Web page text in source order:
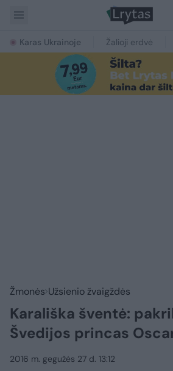
Karas Ukrainoje Žalioji erdvė
Žmonės Užsienio žvaigždės
Karališka šventė:
Švedijos princas
2016 m. gegužės 27 d. 13:12